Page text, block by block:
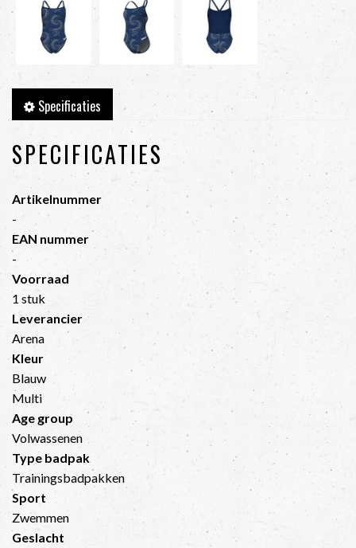
Specificaties
SPECIFICATIES
Artikelnummer
-
EAN nummer
-
Voorraad
1 stuk
Leverancier
Arena
Kleur
Blauw
Multi
Age group
Volwassenen
Type badpak
Trainingsbadpakken
Sport
Zwemmen
Geslacht